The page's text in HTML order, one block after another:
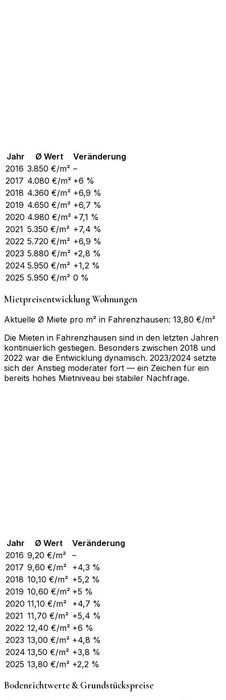
Jahr Ø Wert
Veränderung
2016 3.850 €/m² –
2017 4.080 €/m² +6 %
2018 4.360 €/m² +6,9 %
2019 4.650 €/m² +6,7 %
2020 4.980 €/m² +7,1 %
2021 5.350 €/m² +7,4 %
2022 5.720 €/m² +6,9 %
2023 5.880 €/m² +2,8 %
2024 5.950 €/m² +1,2 %
2025 5.950 €/m² 0 %
Mietpreisentwicklung Wohnungen
Aktuelle Ø Miete pro m² in Fahrenzhausen: 13,80 €/m²
Die Mieten in Fahrenzhausen sind in den letzten Jahren
kontinuierlich gestiegen. Besonders zwischen 2018 und
2022 war die Entwicklung dynamisch. 2023/2024 setzte
sich der Anstieg moderater fort — ein Zeichen für ein
bereits hohes Mietniveau bei stabiler Nachfrage.
Jahr Ø Wert
Veränderung
2016 9,20 €/m² –
2017 9,60 €/m² +4,3 %
2018 10,10 €/m² +5,2 %
2019 10,60 €/m² +5 %
2020 11,10 €/m² +4,7 %
2021 11,70 €/m² +5,4 %
2022 12,40 €/m² +6 %
2023 13,00 €/m² +4,8 %
2024 13,50 €/m² +3,8 %
2025 13,80 €/m² +2,2 %
Bodenrichtwerte & Grundstückspreise